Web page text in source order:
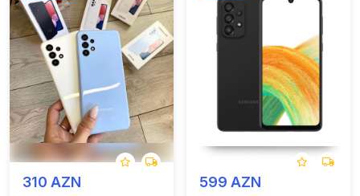
310 AZN 599 AZN